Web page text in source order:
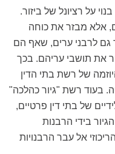
על רציונל של ביזור.
אלא מבזר את כוחה
גם לרבני ערים, שאף הם
את תושבי עריהם. בכך
של רשת בתי הדין
בעוד רשת "גיור כהלכה"
של בתי דין פרטיים,
בידי הרבנות
אל עבר הרבנויות